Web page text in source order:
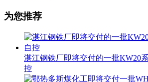
为您推荐
湛江钢铁厂即将交付的一批KW20
控